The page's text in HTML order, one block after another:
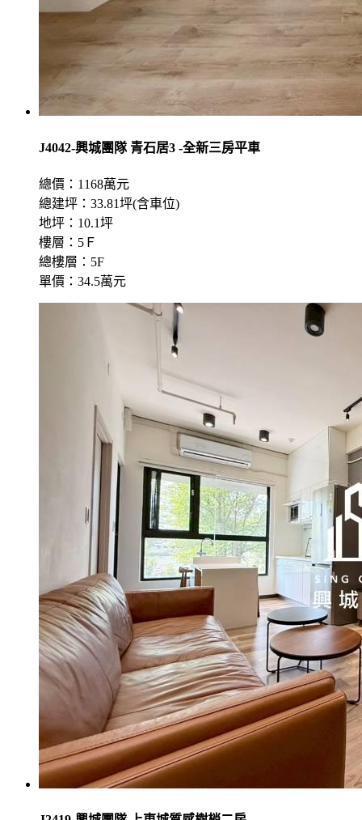
J4042-興城團隊 青石居3 -全新三房平車
總價：1168萬元
總建坪：33.81坪(含車位)
地坪：10.1坪
樓層：5Ｆ
總樓層：5F
單價：34.5萬元